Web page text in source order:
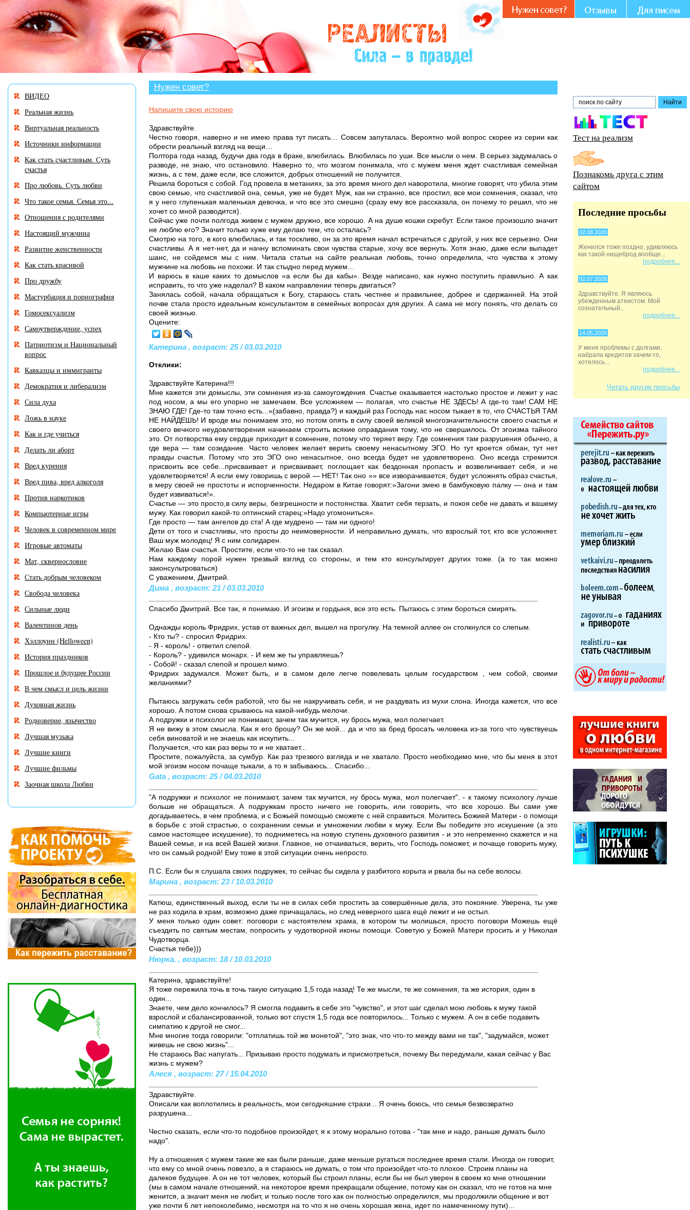
В разделе «Нужен совет?» много историй, авторы которых остро нуждаются в Вашем участии и совете.
Нужен совет?
Напишите свою историю
Здравствуйте.
Честно говоря, наверно и не имею права тут писать… Совсем запуталась. Вероятно мой вопрос скорее из серии как
обрести реальный взгляд на вещи…
Полтора года назад, будучи два года в браке, влюбилась. Влюбилась по уши. Все мысли о нем. В серьез задумалась о
разводе, не знаю, что остановило. Наверно то, что мозгом понимала, что с мужем меня ждет счастливая семейная
жизнь, а с тем, даже если, все сложится, добрых отношений не получится.
Решила бороться с собой. Год провела в метаниях, за это время много дел наворотила, многие говорят, что убила этим
свою семью, что счастливой она, семья, уже не будет. Муж, как ни странно, все простил, все мои сомнения, сказал, что
я у него глупенькая маленькая девочка, и что все это смешно (сразу ему все рассказала, он почему то решил, что не
хочет со мной разводится).
Сейчас уже почти полгода живем с мужем дружно, все хорошо. А на душе кошки скребут. Если такое произошло значит
не люблю его? Значит только хуже ему делаю тем, что осталась?
Смотрю на того, в кого влюбилась, и так тоскливо, он за это время начал встречаться с другой, у них все серьезно. Они
счастливы. А я нет-нет, да и начну вспоминать свои чувства старые, хочу все вернуть. Хотя знаю, даже если выпадет
шанс, не сойдемся мы с ним. Читала статьи на сайте реальная любовь, точно определила, что чувства к этому
мужчине на любовь не похожи. И так стыдно перед мужем…
И варюсь в каше каких то домыслов «а если бы да кабы». Везде написано, как нужно поступить правильно. А как
исправить, то что уже наделал? В каком направлении теперь двигаться?
Занялась собой, начала обращаться к Богу, стараюсь стать честнее и правильнее, добрее и сдержанней. На этой
почве стала просто идеальным консультантом в семейных вопросах для других. А сама не могу понять, что делать со
своей жизнью.
Оцените:
Катерина , возраст: 25 / 03.03.2010
Отклики:
Здравствуйте Катерина!!!
Мне кажется эти домыслы, эти сомнения из-за самоугождения. Счастье оказывается настолько простое и лежит у нас
под носом, а мы его упорно не замечаем. Все усложняем — полагая, что счастье НЕ ЗДЕСЬ! А где-то там! САМ НЕ
ЗНАЮ ГДЕ! Где-то там точно есть...»(забавно, правда?) и каждый раз Господь нас носом тыкает в то, что СЧАСТЬЯ ТАМ
НЕ НАЙДЕШЬ! И вроде мы понимаем это, но потом опять в силу своей великой многозначительности своего счастья и
своего вечного неудовлетворения начинаем строить всякие оправдания тому, что не свершилось. От эгоизма тайного
это. От потворства ему сердце приходит в сомнение, потому что теряет веру. Где сомнения там разрушения обычно, а
где вера — там созидание. Часто человек желает верить своему ненасытному ЭГО. Но тут кроется обман, тут нет
правды счастья. Потому что это ЭГО оно ненасытное, оно всегда будет не удовлетворено. Оно всегда стремится
присвоить все себе...присваивает и присваивает, поглощает как бездонная пропасть и возвеличивает себя, и не
удовлетворяется! А если ему говоришь с верой — НЕТ! Так оно »» все изворачивается, будет усложнять образ счастья,
в меру своей не простоты и испорченности. Недаром в Китае говорят:»Загони змею в бамбуковую палку — она и там
будет извиваться!».
Счастье — это просто,в силу веры, безгрешности и постоянства. Хватит себя терзать, и покоя себе не давать и вашему
мужу. Как говорил какой-то оптинский старец:»Надо угомониться».
Где просто — там ангелов до ста! А где мудрено — там ни одного!
Дети от того и счастливы, что просты до неимоверности. И неправильно думать, что взрослый тот, кто все усложняет.
Ваш муж молодец! Я с ним солидарен.
Желаю Вам счастья. Простите, если что-то не так сказал.
Нам каждому порой нужен трезвый взгляд со стороны, и тем кто консультирует других тоже. (а то так можно
законсультроваться)
С уважением, Дмитрий.
Дима , возраст: 21 / 03.03.2010
Спасибо Дмитрий. Все так, я понимаю. И эгоизм и гордыня, все это есть. Пытаюсь с этим бороться смирять.
Однажды король Фридрих, устав от важных дел, вышел на прогулку. На темной аллее он столкнулся со слепым.
- Кто ты? - спросил Фридрих.
- Я - король! - ответил слепой.
- Король? - удивился монарх. - И кем же ты управляешь?
- Собой! - сказал слепой и прошел мимо.
Фридрих задумался. Может быть, и в самом деле легче повелевать целым государством , чем собой, своими
желаниями?
Пытаюсь загружать себя работой, что бы не накручивать себя, и не раздувать из мухи слона. Иногда кажется, что все
хорошо. А потом снова срываюсь на какой-нибудь мелочи.
А подружки и психолог не понимают, зачем так мучится, ну брось мужа, мол полегчает.
Я не вижу в этом смысла. Как я его брошу? Он же мой... да и что за бред бросать человека из-за того что чувствуешь
себя виноватой и не знаешь как искупить...
Получается, что как раз веры то и не хватает...
Простите, пожалуйста, за сумбур. Как раз трезвого взгляда и не хватало. Просто необходимо мне, что бы меня в этот
мой эгоизм носом почаще тыкали, а то я забываюсь... Спасибо...
Gata , возраст: 25 / 04.03.2010
"А подружки и психолог не понимают, зачем так мучится, ну брось мужа, мол полегчает". - к такому психологу лучше
больше не обращаться. А подружкам просто ничего не говорить, или говорить, что все хорошо. Вы сами уже
догадываетесь, в чем проблема, и с Божьей помощью сможете с ней справиться. Молитесь Божией Матери - о помощи
в борьбе с этой страстью, о сохранении семьи и умножении любви к мужу. Если Вы победите это искушение (а это
самое настоящее искушение), то подниметесь на новую ступень духовного развития - и это непременно скажется и на
Вашей семье, и на всей Вашей жизни. Главное, не отчаиваться, верить, что Господь поможет, и почаще говорить мужу,
что он самый родной! Ему тоже в этой ситуации очень непросто.
П.С. Если бы я слушала своих подружек, то сейчас бы сидела у разбитого корыта и рвала бы на себе волосы.
Марина , возраст: 23 / 10.03.2010
Катюш, единственный выход, если ты не в силах себя простить за совершённые дела, это покояние. Уверена, ты уже
не раз ходила в храм, возможно даже причащалась, но след неверного шага ещё лежит и не остыл.
У меня только один совет: поговори с настоятелем храма, в котором ты молишься, просто поговори Можешь ещё
съездить по святым местам, попросить у чудотворной иконы помощи. Советую у Божей Матери просить и у Николая
Чудотворца.
Счастья тебе)))
Нюрка. , возраст: 18 / 10.03.2010
Катерина, здравствуйте!
Я тоже пережила точь в точь такую ситуацию 1,5 года назад! Те же мысли, те же сомнения, та же история, один в
один...
Знаете, чем дело кончилось? Я смогла подавить в себе это "чувство", и этот шаг сделал мою любовь к мужу такой
взрослой и сбалансированной, только вот спустя 1,5 года все повторилось... Только с мужем. А он в себе подавить
симпатию к другой не смог...
Мне многие тогда говорили: "отплатишь той же монетой", "это знак, что что-то между вами не так", "задумайся, может
живешь не свою жизнь"...
Не стараюсь Вас напугать... Призываю просто подумать и присмотреться, почему Вы передумали, какая сейчас у Вас
жизнь с мужем?
Алеся , возраст: 27 / 15.04.2010
Здравствуйте.
Описали как воплотились в реальность, мои сегодняшние страхи... Я очень боюсь, что семья безвозвратно
разрушена...
Честно сказать, если что-то подобное произойдет, я к этому морально готова - "так мне и надо, раньше думать было
надо".
Ну а отношения с мужем такие же как были раньше, даже меньше ругаться последнее время стали. Иногда он говорит,
что ему со мной очень повезло, а я стараюсь не думать, о том что произойдет что-то плохое. Строим планы на
далекое будущее. А он не тот человек, который бы строил планы, если бы не был уверен в своем ко мне отношении
(мы в самом начале отношений, на некоторое время прекращали общение, потому как он сказал, что не готов на мне
женится, а значит меня не любит, и только после того как он полностью определился, мы продолжили общение и вот
уже почти 6 лет непоколебимо, несмотря на то что я не очень хорошая жена, идет по намеченному пути)...
ВИДЕО
Реальная жизнь
Виртуальная реальность
Источники информации
Как стать счастливым. Суть
счастья
Про любовь. Суть любви
Что такое семья. Семья это...
Отношения с родителями
Настоящий мужчина
Развитие женственности
Как стать красивой
Про дружбу
Мастурбация и порнография
Гомосексуализм
Самоутверждение, успех
Патриотизм и Национальный
вопрос
Кавказцы и иммигранты
Демократия и либерализм
Сила духа
Ложь в науке
Как и где учиться
Делать ли аборт
Вред курения
Вред пива, вред алкоголя
Против наркотиков
Компьютерные игры
Человек в современном мире
Игровые автоматы
Мат, сквернословие
Стать добрым человеком
Свобода человека
Сильные люди
Валентинов день
Хэллоуин (Helloween)
История праздников
Прошлое и будущее России
В чем смысл и цель жизни
Духовная жизнь
Родноверие, язычество
Лучшая музыка
Лучшие книги
Лучшие фильмы
Заочная школа Любви
Тест на реализм
Познакомь друга с этим
сайтом
Последние просьбы
02.08.2026
Женился тоже поздно, удивляюсь
как такой нищеброд вообще...
подробнее...
02.07.2026
Здравствуйте. Я являюсь
убежденным атеистом. Мой
сознательный...
подробнее...
14.05.2026
У меня проблемы с долгами,
набрала кредитов зачем-то,
хотелось...
подробнее...
Читать другие просьбы